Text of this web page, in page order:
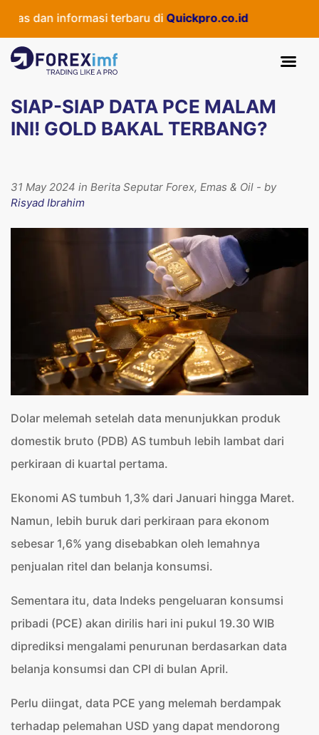
dan informasi terbaru di Quickpro.co.id
SIAP-SIAP DATA PCE MALAM
INI! GOLD BAKAL TERBANG?
31 May 2024 in Berita Seputar Forex, Emas & Oil - by
Risyad Ibrahim
Dolar melemah setelah data menunjukkan produk
domestik bruto (PDB) AS tumbuh lebih lambat dari
perkiraan di kuartal pertama.
Ekonomi AS tumbuh 1,3% dari Januari hingga Maret.
Namun, lebih buruk dari perkiraan para ekonom
sebesar 1,6% yang disebabkan oleh lemahnya
penjualan ritel dan belanja konsumsi.
Sementara itu, data Indeks pengeluaran konsumsi
pribadi (PCE) akan dirilis hari ini pukul 19.30 WIB
diprediksi mengalami penurunan berdasarkan data
belanja konsumsi dan CPI di bulan April.
Perlu diingat, data PCE yang melemah berdampak
terhadap pelemahan USD yang dapat mendorong